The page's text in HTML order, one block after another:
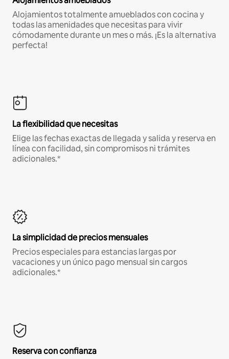
Alojamientos totalmente amueblados con cocina y
todas las amenidades que necesitas para vivir
cómodamente durante un mes o más. ¡Es la alternativa
perfecta!
La flexibilidad que necesitas
Elige las fechas exactas de llegada y salida y reserva en
línea con facilidad, sin compromisos ni trámites
adicionales.*
La simplicidad de precios mensuales
Precios especiales para estancias largas por
vacaciones y un único pago mensual sin cargos
adicionales.*
Reserva con confianza